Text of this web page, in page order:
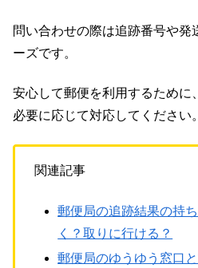
問い合わせの際は追跡番号や発
ーズです。
安心して郵便を利用するために
必要に応じて対応してください。
関連記事
郵便局の追跡結果の持
く？取りに行ける？
郵便局のゆうゆう窓口